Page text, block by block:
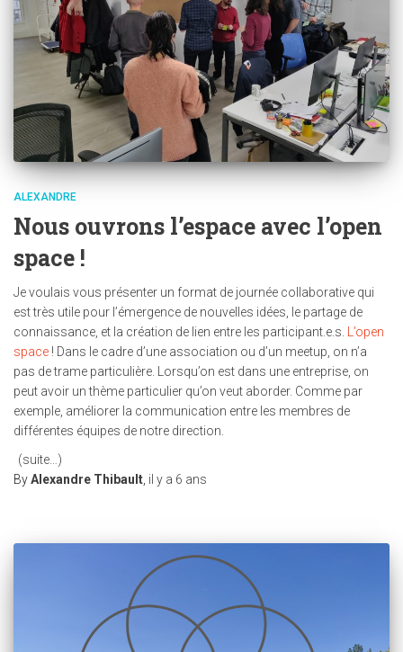
ALEXANDRE
Nous ouvrons l’espace avec l’open
space !
Je voulais vous présenter un format de journée collaborative qui
est très utile pour l’émergence de nouvelles idées, le partage de
connaissance, et la création de lien entre les participant.e.s.
L’open
space ! Dans le cadre d’une association ou d’un meetup, on n’a
pas de trame particulière. Lorsqu’on est dans une entreprise, on
peut avoir un thème particulier qu’on veut aborder. Comme par
exemple, améliorer la communication entre les membres de
différentes équipes de notre direction.
(suite…)
ByAlexandre Thibault il y a 6 ans